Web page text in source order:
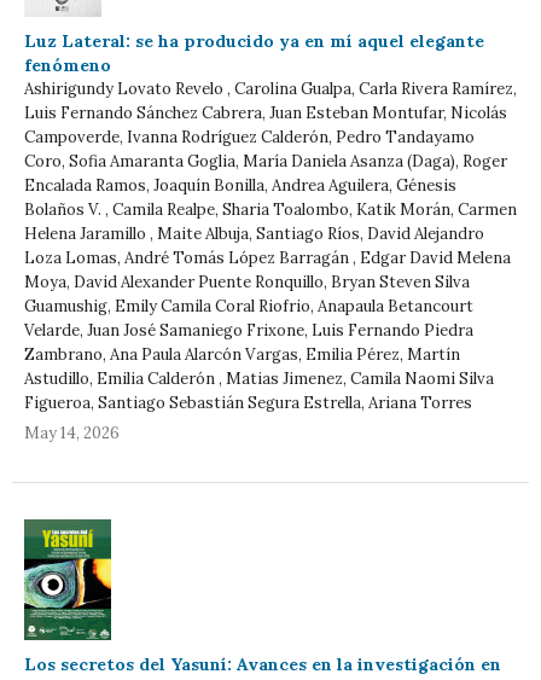
Luz Lateral: se ha producido ya en mí aquel elegante
fenómeno
Ashirigundy Lovato Revelo , Carolina Gualpa, Carla Rivera Ramírez,
Luis Fernando Sánchez Cabrera, Juan Esteban Montufar, Nicolás
Campoverde, Ivanna Rodríguez Calderón, Pedro Tandayamo
Coro, Sofia Amaranta Goglia, María Daniela Asanza (Daga), Roger
Encalada Ramos, Joaquín Bonilla, Andrea Aguilera, Génesis
Bolaños V. , Camila Realpe, Sharia Toalombo, Katik Morán, Carmen
Helena Jaramillo , Maite Albuja, Santiago Ríos, David Alejandro
Loza Lomas, André Tomás López Barragán , Edgar David Melena
Moya, David Alexander Puente Ronquillo, Bryan Steven Silva
Guamushig, Emily Camila Coral Riofrio, Anapaula Betancourt
Velarde, Juan José Samaniego Frixone, Luis Fernando Piedra
Zambrano, Ana Paula Alarcón Vargas, Emilia Pérez, Martín
Astudillo, Emilia Calderón , Matias Jimenez, Camila Naomi Silva
Figueroa, Santiago Sebastián Segura Estrella, Ariana Torres
May 14, 2026
Los secretos del Yasuní: Avances en la investigación en